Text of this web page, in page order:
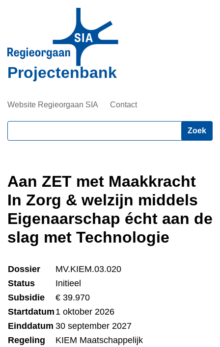
de
inhoud
gaan
Projectenbank
Website Regieorgaan SIA Contact
Aan ZET met Maakkracht
In Zorg & welzijn middels
Eigenaarschap écht aan de
slag met Technologie
Dossier
MV.KIEM.03.020
Status
Initieel
Subsidie
€ 39.970
Startdatum 1 oktober 2026
Einddatum 30 september 2027
Regeling
KIEM Maatschappelijk